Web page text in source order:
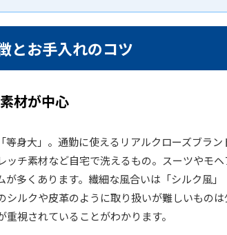
とお手入れのコツ
材が中心
等身大」。通勤に使えるリアルクローズブラン
ッチ素材など自宅で洗えるもの。スーツやモ
多くあります。繊細な風合いは「シルク風」
シルクや皮革のように取り扱いが難しいもの
視されていることがわかります。